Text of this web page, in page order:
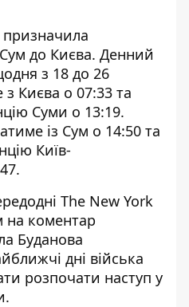
призначила
до Києва. Денний
з 18 до 26
Києва о 07:33 та
Суми о 13:19.
із Сум о 14:50 та
Київ-
The New York
на коментар
Буданова
дні війська
розпочати наступ у